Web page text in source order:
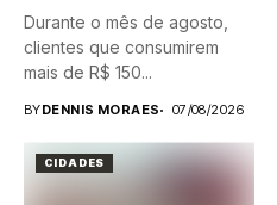
Durante o mês de agosto,
clientes que consumirem
mais de R$ 150...
BYDENNIS MORAES 07/08/2026
CIDADES